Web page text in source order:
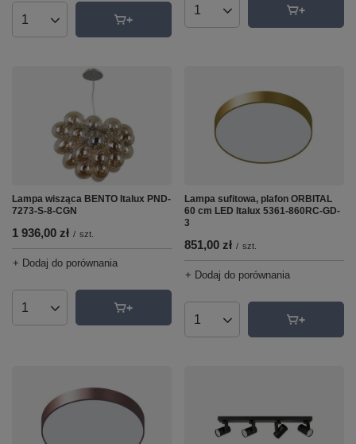
Ilość produktów
Ilość produktów
Lampa wisząca BENTO Italux PND-
7273-S-8-CGN
1 936,00 zł / szt.
+ Dodaj do porównania
Ilość produktów
Lampa sufitowa, plafon ORBITAL
60 cm LED Italux 5361-860RC-GD-
3
851,00 zł / szt.
+ Dodaj do porównania
Ilość produktów